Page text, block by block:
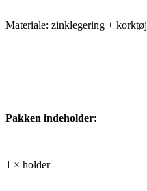
Materiale: zinklegering + korktøj
Pakken indeholder:
1 × holder